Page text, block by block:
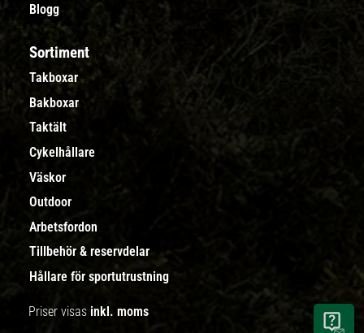
Blogg
Sortiment
Takboxar
Bakboxar
Taktält
Cykelhållare
Väskor
Outdoor
Arbetsfordon
Tillbehör & reservdelar
Hållare för sportutrustning
Priser visas inkl. moms